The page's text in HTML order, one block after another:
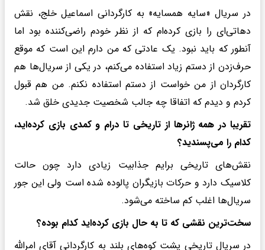
در سریال «سایه همسایه» به کارگردانی اسماعیل خلج، نقش
دهاتی‌ای را بازی کرده‌ام که از نظر خودم راضی‌کننده بود اما
آنطور که باید نبود. یک عادتی که من دارم این است که موقع
حرف‌زدن از دستم زیاد استفاده می‌کنم، در یکی از سریال‌ها هم
کارگردان از من خواست از دستم استفاده نکنم. من هم قبول
کردم و دیدم که اتفاقا چه جالب شخصیت جدیدی خلق شد.
تقریبا در همه ژانرها از تاریخی تا درام و کمدی بازی کرده‌اید،
کدام را می‌پسندید؟
نقش‌های تاریخی برایم جذابیت زیادی دارد چون حالت
کلاسیک دارد و حرکات بازیگران پالوده شده است ولی این جور
سریال‌ها اغلب کم ساخته می‌شود.
سخت‌ترین نقشی که تا به حال بازی کرده‌اید کدام بوده؟
در سریال تاریخی پشت کوه‌های بلند به کارگردانی آقای امرالله